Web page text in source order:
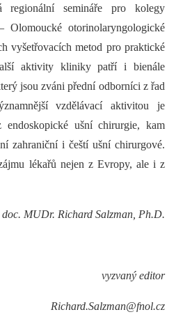
regionální semináře pro kolegy
otorinolaryngologické
vyšetřovacích metod pro praktické
aktivity kliniky patří i bienále
jsou zváni přední odborníci z řad
vzdělávací aktivitou je
endoskopické ušní chirurgie, kam
zahraniční i čeští ušní chirurgové.
lékařů nejen z Evropy, ale i z
doc. MUDr. Richard Salzman, Ph.D.
vyzvaný editor
Richard.Salzman@fnol.cz